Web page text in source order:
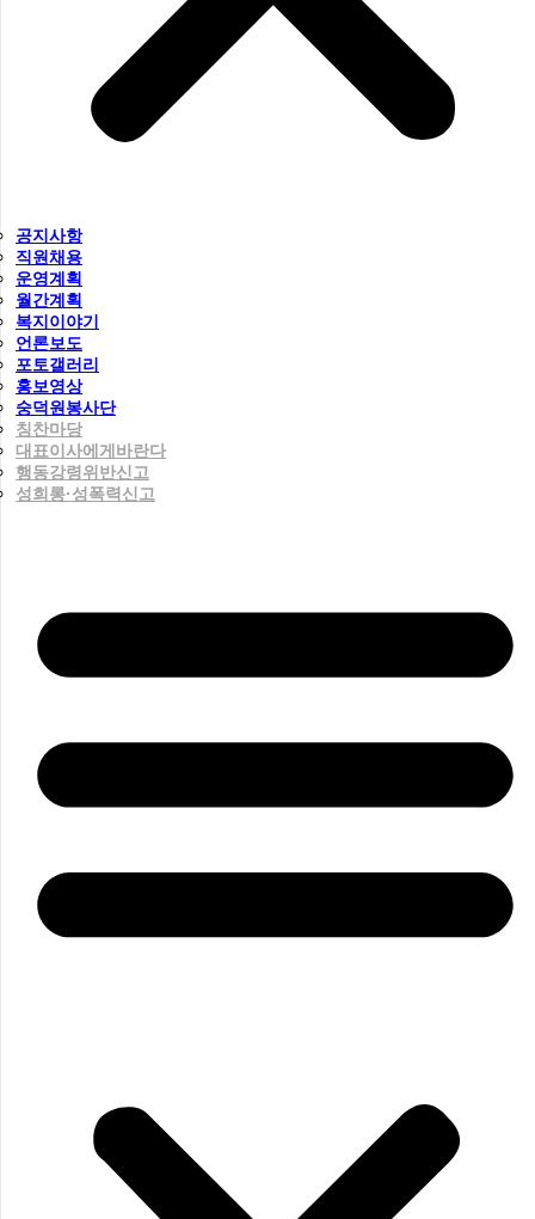
공지사항
직원채용
운영계획
월간계획
복지이야기
언론보도
포토갤러리
홍보영상
숭덕원봉사단
칭찬마당
대표이사에게바란다
행동강령위반신고
성희롱·성폭력신고